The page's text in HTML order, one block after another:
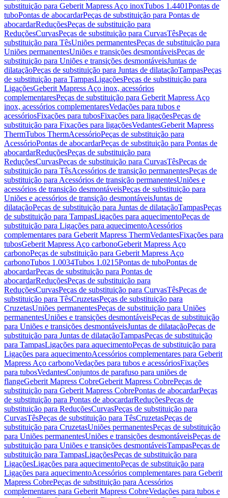
substituição para Geberit Mapress Aço inoxTubos 1.4401Pontas de
tuboPontas de abocardarPeças de substituição para Pontas de
abocardarReduçõesPeças de substituição para
ReduçõesCurvasPeças de substituição para CurvasTêsPeças de
substituição para TêsUniões permanentesPeças de substituição para
Uniões permanentesUniões e transições desmontáveisPeças de
substituição para Uniões e transições desmontáveisJuntas de
dilataçãoPeças de substituição para Juntas de dilataçãoTampasPeças
de substituição para TampasLigaçõesPeças de substituição para
LigaçõesGeberit Mapress Aço inox, acessórios
complementaresPeças de substituição para Geberit Mapress Aço
inox, acessórios complementaresVedações para tubos e
acessóriosFixações para tubosFixações para ligaçõesPeças de
substituição para Fixações para ligaçõesVedantesGeberit Mapress
ThermTubos ThermAcessórioPeças de substituição para
AcessórioPontas de abocardarPeças de substituição para Pontas de
abocardarReduçõesPeças de substituição para
ReduçõesCurvasPeças de substituição para CurvasTêsPeças de
substituição para TêsAcessórios de transição permanentesPeças de
substituição para Acessórios de transição permanentesUniões e
acessórios de transição desmontáveisPeças de substituição para
Uniões e acessórios de transição desmontáveisJuntas de
dilataçãoPeças de substituição para Juntas de dilataçãoTampasPeças
de substituição para TampasLigações para aquecimentoPeças de
substituição para Ligações para aquecimentoAcessórios
complementares para Geberit Mapress ThermVedantesFixações para
tubosGeberit Mapress Aço carbonoGeberit Mapress Aço
carbonoPeças de substituição para Geberit Mapress Aço
carbonoTubos 1.0034Tubos 1.0215Pontas de tuboPontas de
abocardarPeças de substituição para Pontas de
abocardarReduçõesPeças de substituição para
ReduçõesCurvasPeças de substituição para CurvasTêsPeças de
substituição para TêsCruzetasPeças de substituição para
CruzetasUniões permanentesPeças de substituição para Uniões
permanentesUniões e transições desmontáveisPeças de substituição
para Uniões e transições desmontáveisJuntas de dilataçãoPeças de
substituição para Juntas de dilataçãoTampasPeças de substituição
para TampasLigações para aquecimentoPeças de substituição para
Ligações para aquecimentoAcessórios complementares para Geberit
Mapress Aço carbonoVedações para tubos e acessóriosFixações
para tubosVedantesConjuntos de parafuso para uniões de
flangeGeberit Mapress CobreGeberit Mapress CobrePeças de
substituição para Geberit Mapress CobrePontas de abocardarPeças
de substituição para Pontas de abocardarReduçõesPeças de
substituição para ReduçõesCurvasPeças de substituição para
CurvasTêsPeças de substituição para TêsCruzetasPeças de
substituição para CruzetasUniões permanentesPeças de substituição
para Uniões permanentesUniões e transições desmontáveisPeças de
substituição para Uniões e transições desmontáveisTampasPeças de
substituição para TampasLigaçõesPeças de substituição para
LigaçõesLigações para aquecimentoPeças de substituição para
Ligações para aquecimentoAcessórios complementares para Geberit
Mapress CobrePeças de substituição para Acessórios
complementares para Geberit Mapress CobreVedações para tubos e